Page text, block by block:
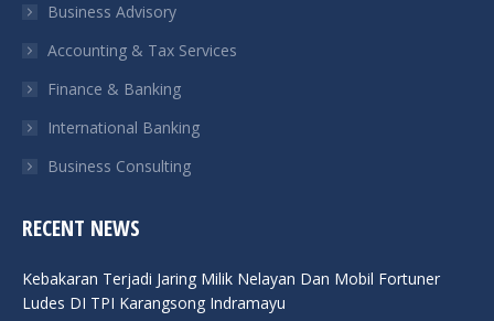
windowwindowwindowwindow
Business Advisory
Accounting & Tax Services
Finance & Banking
International Banking
Business Consulting
RECENT NEWS
Kebakaran Terjadi Jaring Milik Nelayan Dan Mobil Fortuner
Ludes DI TPI Karangsong Indramayu